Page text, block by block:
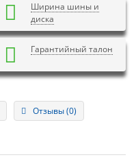
Ширина шины и
диска
Гарантийный талон
Отзывы (0)